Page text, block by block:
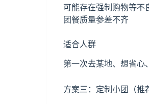
可能存在强制购物等不
团餐质量参差不齐
适合人群
第一次去某地、想省心
方案三：定制小团（推